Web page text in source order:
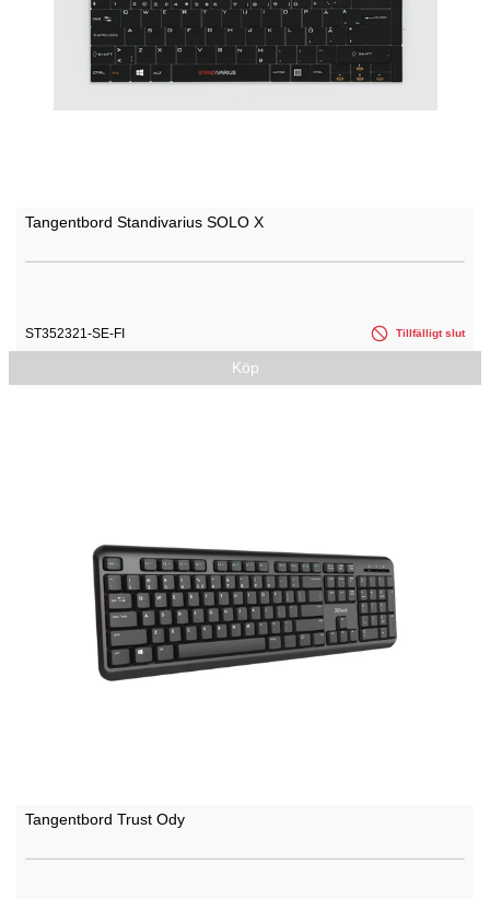
Tangentbord Standivarius SOLO X
ST352321-SE-FI Tillfälligt slut
Köp
Tangentbord Trust Ody